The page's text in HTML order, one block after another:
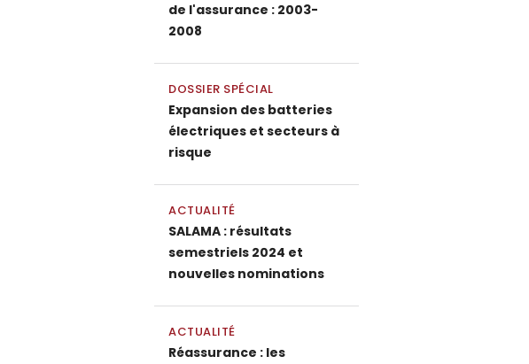
de l'assurance : 2003-
2008
DOSSIER SPÉCIAL
Expansion des batteries
électriques et secteurs à
risque
ACTUALITÉ
SALAMA : résultats
semestriels 2024 et
nouvelles nominations
ACTUALITÉ
Réassurance : les